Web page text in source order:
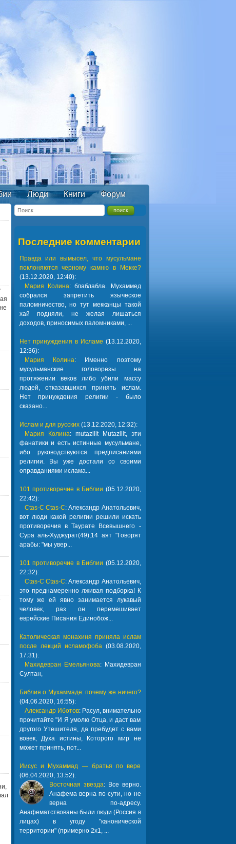
Люди Книги Форум
Последние комментарии
Правда или вымысел, что мусульмане
поклоняются черному камню в Мекке?
(13.12.2020, 12:40):
Мария Колина: блаблабла. Мухаммед
собрался запретить языческое
паломничество, но тут мекканцы такой
хай подняли, не желая лишаться
доходов, приносимых паломниками, ...
Нет принуждения в Исламе (13.12.2020,
12:36):
Мария Колина: Именно поэтому
мусульманские головорезы на
протяжении веков либо убили массу
людей, отказавшихся принять ислам.
Нет принуждения религии - было
сказано...
Ислам и для русских(13.12.2020, 12:32):
Мария Колина: mutazilit Mutazilit, эти
фанатики и есть истинные мусульмане,
ибо руководствуются предписаниями
религии. Вы уже достали со своими
оправданиями ислама...
101 противоречие в Библии (05.12.2020,
22:42):
Ctas-C Ctas-C: Александр Анатольевич,
вот люди какой религии решили искать
противоречия в Таурате Всевышнего -
Сура аль-Худжурат(49),14 аят "Говорят
арабы: "мы увер...
101 противоречие в Библии (05.12.2020,
22:32):
Ctas-C Ctas-C: Александр Анатольевич,
это преднамеренно лживая подборка! К
тому же ей явно занимается лукавый
человек, раз он перемешивает
еврейские Писания Единобож...
Католическая монахиня приняла ислам
после лекций исламофоба(03.08.2020,
17:31):
Махидевран Емельянова: Махидевран
Султан,
Библия о Мухаммаде: почему же ничего?
(04.06.2020, 16:55):
Александр Иботов: Расул, внимательно
прочитайте "И Я умолю Отца, и даст вам
другого Утешителя, да пребудет с вами
вовек, Духа истины, Которого мир не
может принять, пот...
Иисус и Мухаммад — братья по вере
(06.04.2020, 13:52):
Восточная звезда: Все верно.
Анафема верна по-сути, но не
верна по-адресу.
Анафематствованы были люди (Россия в
лицах) в угоду "канонической
территории" (примерно 2х1, ...